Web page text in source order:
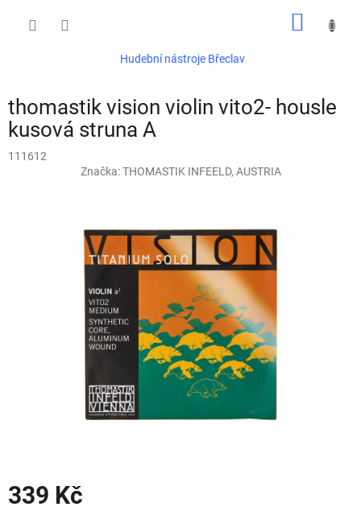
Hudební nástroje Břeclav
thomastik vision violin vito2- housle
kusová struna A
111612
Značka:THOMASTIK INFEELD, AUSTRIA
339 Kč